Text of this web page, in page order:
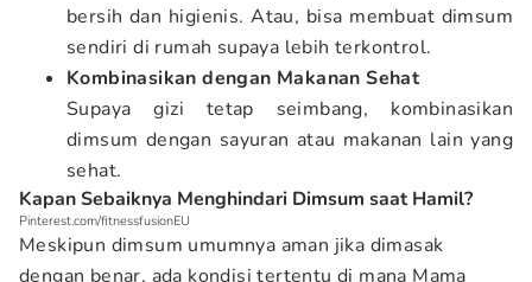
bersih dan higienis. Atau, bisa membuat dimsum
sendiri di rumah supaya lebih terkontrol.
Kombinasikan dengan Makanan Sehat
Supaya gizi tetap seimbang, kombinasikan
dimsum dengan sayuran atau makanan lain yang
sehat.
Kapan Sebaiknya Menghindari Dimsum saat Hamil?
Pinterest.com/fitnessfusionEU
Meskipun dimsum umumnya aman jika dimasak
dengan benar, ada kondisi tertentu di mana Mama